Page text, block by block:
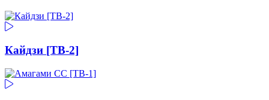
Кайдзи [ТВ-2]